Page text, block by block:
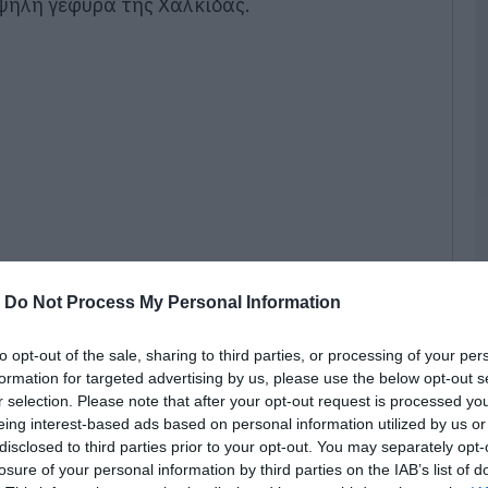
Do Not Process My Personal Information
opt-out of the sale, sharing to third parties, or processing of your
for targeted advertising by us, please use the below opt-out
selection. Please note that after your opt-out request is processed
interest-based ads based on personal information utilized by us
to third parties prior to your opt-out. You may separately
of your personal information by third parties on the IAB’s list of
του evima η φωτιά εκδηλώθηκε σε ξερά
της Πυροσβεστικής υπηρεσίας.